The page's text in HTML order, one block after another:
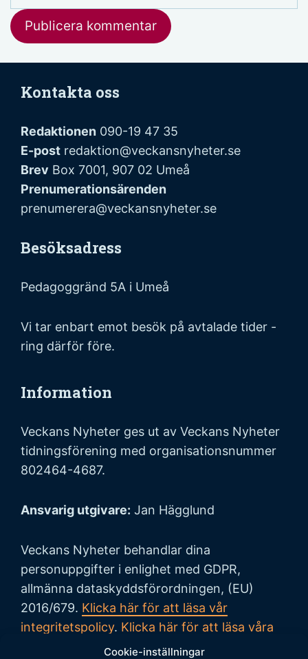
Cookie-inställningar
Kontakta oss
Redaktionen 090-19 47 35
E-post redaktion@veckansnyheter.se
Brev Box 7001, 907 02 Umeå
Prenumerationsärenden
prenumerera@veckansnyheter.se
Besöksadress
Pedagoggränd 5A i Umeå
Vi tar enbart emot besök på avtalade tider -
ring därför före.
Information
Veckans Nyheter ges ut av Veckans Nyheter
tidningsförening med organisationsnummer
802464-4687.
Ansvarig utgivare: Jan Hägglund
Veckans Nyheter behandlar dina
personuppgifter i enlighet med GDPR,
allmänna dataskyddsförordningen, (EU)
2016/679. Klicka här för att läsa vår
integritetspolicy. Klicka här för att läsa våra
allmänna villkor vid köp.